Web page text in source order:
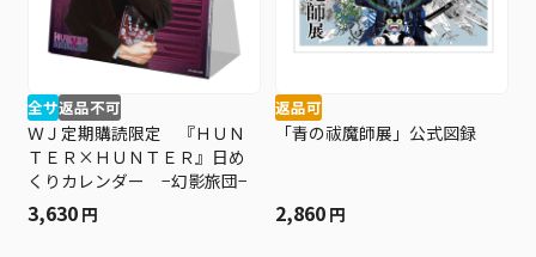
全サ返品不可
ＷＪ定期購読限定 『ＨＵＮ
ＴＥＲ×ＨＵＮＴＥＲ』日め
くりカレンダー −幻影旅団−
3,630 円
返品可
「青の祓魔師展」公式図録
2,860 円